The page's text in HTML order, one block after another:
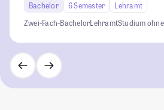
Bachelor 6 Semester
Lehramt
Zwei-Fach-BachelorLehramtStudium ohne